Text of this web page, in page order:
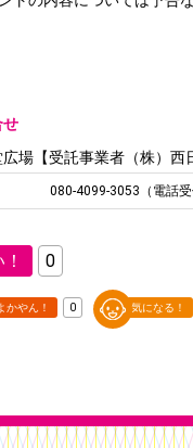
せ
場【受託事業者（株）西
080-4099-3053（電話
0
かやん！ 0 気になる！